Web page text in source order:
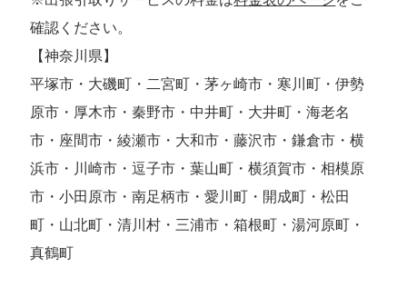
確認ください。
【神奈川県】
平塚市・大磯町・二宮町・茅ヶ崎市・寒川町・伊勢
原市・厚木市・秦野市・中井町・大井町・海老名
市・座間市・綾瀬市・大和市・藤沢市・鎌倉市・横
浜市・川崎市・逗子市・葉山町・横須賀市・相模原
市・小田原市・南足柄市・愛川町・開成町・松田
町・山北町・清川村・三浦市・箱根町・湯河原町・
真鶴町